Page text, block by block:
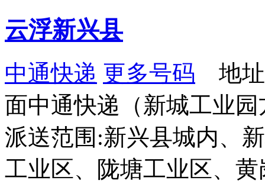
云浮新兴县
中通快递 更多号码 地址
面中通快递（新城工业园
派送范围:新兴县城内、
工业区、陇塘工业区、